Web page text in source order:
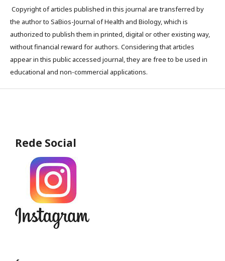
Copyright of articles published in this journal are transferred by
the author to SaBios-Journal of Health and Biology, which is
authorized to publish them in printed, digital or other existing way,
without financial reward for authors. Considering that articles
appear in this public accessed journal, they are free to be used in
educational and non-commercial applications.
Rede Social